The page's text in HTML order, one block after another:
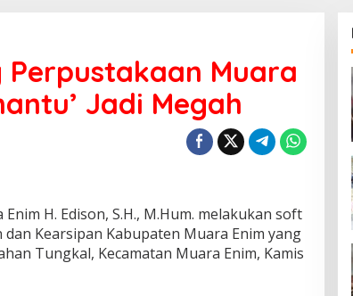
Muara
Jadi Megah
H. Edison, S.H., M.Hum. melakukan soft
Kearsipan Kabupaten Muara Enim yang
Tungkal, Kecamatan Muara Enim, Kamis